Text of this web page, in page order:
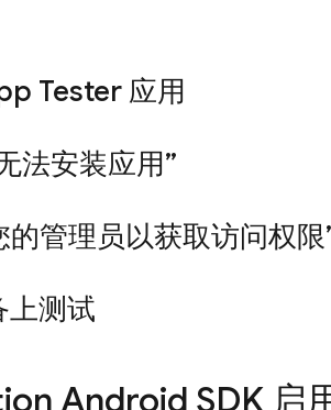
Tester 应用
法安装应用”
管理员以获取访问权限
测试
Android SDK 启